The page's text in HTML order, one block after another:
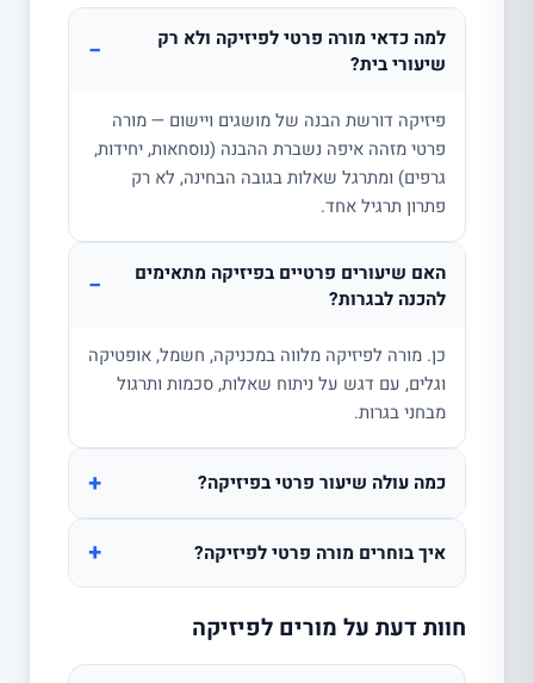
למה כדאי מורה פרטי לפיזיקה ולא רק
שיעורי בית?
−
פיזיקה דורשת הבנה של מושגים ויישום — מורה
פרטי מזהה איפה נשברת ההבנה (נוסחאות, יחידות,
גרפים) ומתרגל שאלות בגובה הבחינה, לא רק
פתרון תרגיל אחד.
האם שיעורים פרטיים בפיזיקה מתאימים
להכנה לבגרות?
−
כן. מורה לפיזיקה מלווה במכניקה, חשמל, אופטיקה
וגלים, עם דגש על ניתוח שאלות, סכמות ותרגול
מבחני בגרות.
כמה עולה שיעור פרטי בפיזיקה? +
איך בוחרים מורה פרטי לפיזיקה? +
חוות דעת על מורים לפיזיקה